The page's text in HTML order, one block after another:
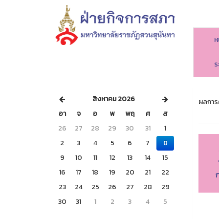
สิงหาคม 2026
อา
จ อ พ พฤ ศ
ส
26
27 28 29 30 31
1
2
3 4 5 6 7
8
9
10 11 12 13 14
15
16
17 18 19 20 21
22
23
24 25 26 27 28
29
30
31 1 2 3 4 5
ผลกา